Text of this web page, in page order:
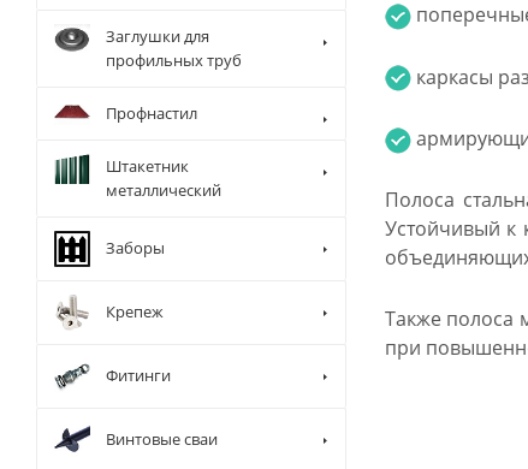
каркасы
Полоса
Устойчивый к
Также полоса
при
Заглушки для
профильных труб
Профнастил
Штакетник
металлический
Заборы
Крепеж
Фитинги
Винтовые сваи